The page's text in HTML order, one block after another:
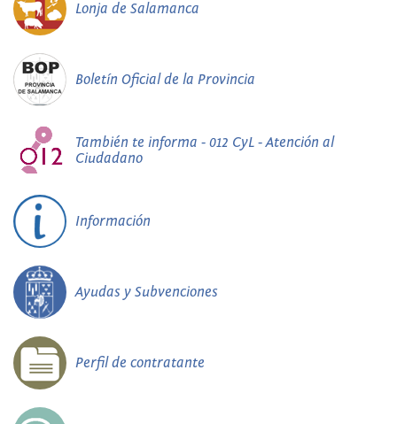
Lonja de Salamanca
Boletín Oficial de la Provincia
También te informa - 012 CyL - Atención al
Ciudadano
Información
Ayudas y Subvenciones
Perfil de contratante